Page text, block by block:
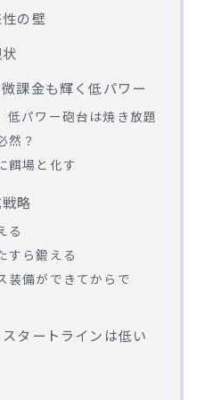
の壁
課金も輝く低パワー
低パワー砲台は焼き放題
然？
餌場と化す
略
る
すら鍛える
装備ができてからで
タートラインは低い